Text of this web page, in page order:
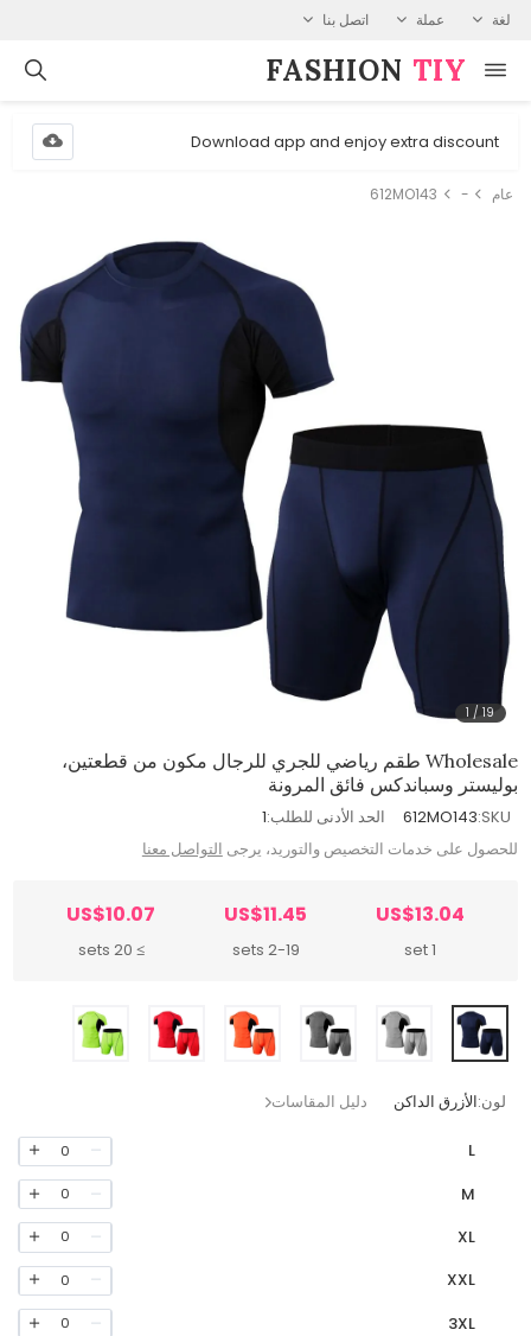
لغة عملة اتصل بنا
FASHION⁠ TIY
Download app and enjoy extra discount
عام -
612MO143
1 /19
Wholesale طقم رياضي للجري للرجال مكون من قطعتين،
بوليستر وسباندكس فائق المرونة
SKU:
612MO143 الحد الأدنى للطلب:1
للحصول على خدمات التخصيص والتوريد، يرجى التواصل معنا
US$13.04
1 set
US$11.45
2-19 sets
US$10.07
≥ 20 sets
لون:الأزرق الداكن دليل المقاسات
L
0
M
0
XL
0
XXL
0
3XL
0